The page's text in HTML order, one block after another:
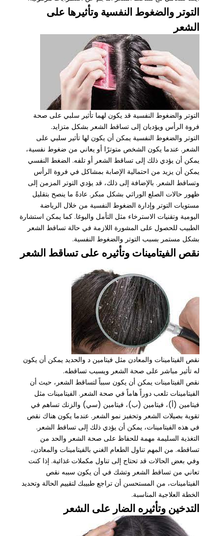
التوتر والضغوط النفسية وتأثيرها على
الشعر
التوتر والضغوط النفسية قد يكون لهما تأثير سلبي على صحة
فروة الرأس ويؤديان إلى تساقط الشعر بشكل متزايد.
التوتر والضغوط النفسية يمكن أن يكون لها تأثير سلبي على
الشعر. عندما يكون الشخص متوترًا أو يعاني من ضغوط نفسية،
يمكن أن يؤدي ذلك إلى تساقط الشعر أو تلفه. الضغط النفسي
يمكن أن يزيد من احتمالية الإصابة بمشاكل في فروة الرأس
وتساقط الشعر. بالإضافة إلى ذلك، قد يؤدي التوتر المزمن إلى
ظهور حالات الصلع الوراثي بشكل مبكر. عادةً ما ينصح بتقليل
مستويات التوتر وإدارة الضغوط النفسية من خلال الرياضة
اليومية وتقنيات الاسترخاء مثل التأمل واليوغا. كما يمكن استشارة
الطبيب للحصول على المشورة اللازمة في حالة تساقط الشعر
بشكل مستمر بسبب التوتر والضغوط النفسية.
نقص الفيتامينات وتأثيره على تساقط الشعر
نقص الفيتامينات والمعادن مثل فيتامين د والحديد يمكن أن يكون
له تأثير مباشر على صحة الشعر ويسبب تساقطه.
نقص الفيتامينات يمكن أن يكون سبباً لتساقط الشعر، حيث أن
الفيتامينات تلعب دوراً هاماً في صحة الشعر. الفيتامينات مثل
فيتامين (أ)، فيتامين (ب)، فيتامين (سي) والزنك تساهم في
تقوية بصيلات الشعر وتحفيز نمو الشعر. عندما يكون هناك نقص
في هذه الفيتامينات، يمكن أن يؤدي ذلك إلى تساقط الشعر.
التغذية السليمة مهمة للحفاظ على صحة الشعر والحد من
تساقطه. من المهم تناول الطعام الغني بالفيتامينات والمعادن،
وفي بعض الحالات قد تحتاج إلى تناول مكملات غذائية. إذا كنت
تعاني من تساقط الشعر وتشك في أن يكون سببه نقص
الفيتامينات، من المستحسن أن تراجع طبيبك لتقييم الحالة وتحديد
الخطة العلاجية المناسبة.
التدخين وتأثيره الضار على الشعر